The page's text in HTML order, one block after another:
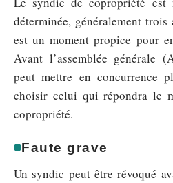
déterminée, généralement
est un moment propice pour
Avant l’assemblée générale
peut mettre en concurrence
choisir celui qui répondra le
copropriété.
Faute grave
Un syndic peut être révoqué